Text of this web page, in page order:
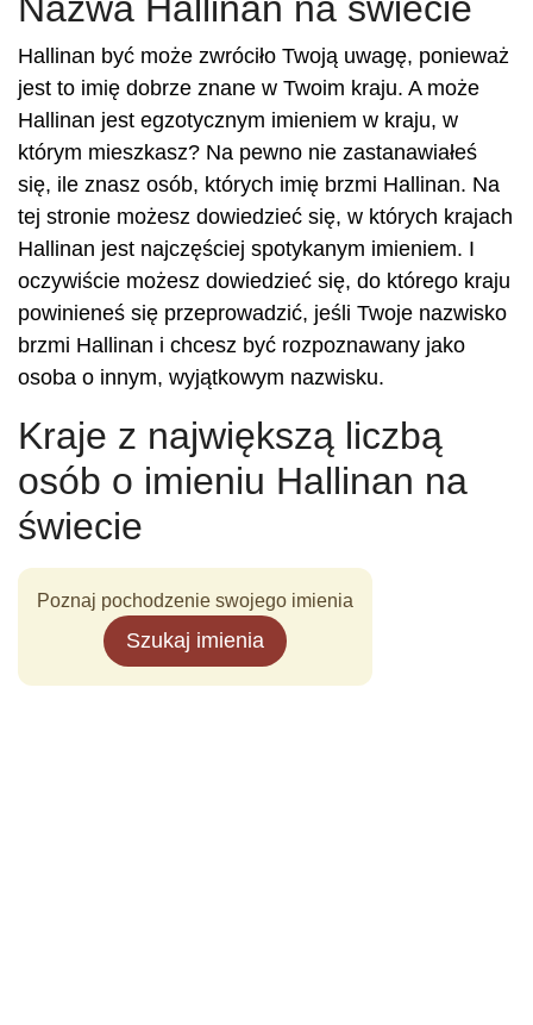
Hallinan być może zwróciło Twoją uwagę, ponieważ
jest to imię dobrze znane w Twoim kraju. A może
Hallinan jest egzotycznym imieniem w kraju, w
którym mieszkasz? Na pewno nie zastanawiałeś
się, ile znasz osób, których imię brzmi Hallinan. Na
tej stronie możesz dowiedzieć się, w których krajach
Hallinan jest najczęściej spotykanym imieniem. I
oczywiście możesz dowiedzieć się, do którego kraju
powinieneś się przeprowadzić, jeśli Twoje nazwisko
brzmi Hallinan i chcesz być rozpoznawany jako
osoba o innym, wyjątkowym nazwisku.
Kraje z największą liczbą
osób o imieniu Hallinan na
świecie
Poznaj pochodzenie swojego imienia
Szukaj imienia